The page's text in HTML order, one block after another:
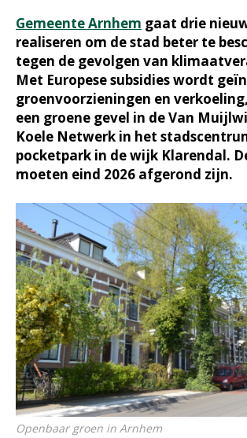
Gemeente Arnhem gaat drie
realiseren om de stad beter te
tegen de gevolgen van
Met Europese subsidies wordt
groenvoorzieningen en
een groene gevel in de Van
Koele Netwerk in het
pocketpark in de wijk Klarendal.
moeten eind 2026 afgerond zijn.
Openbaar groen in Arnhem